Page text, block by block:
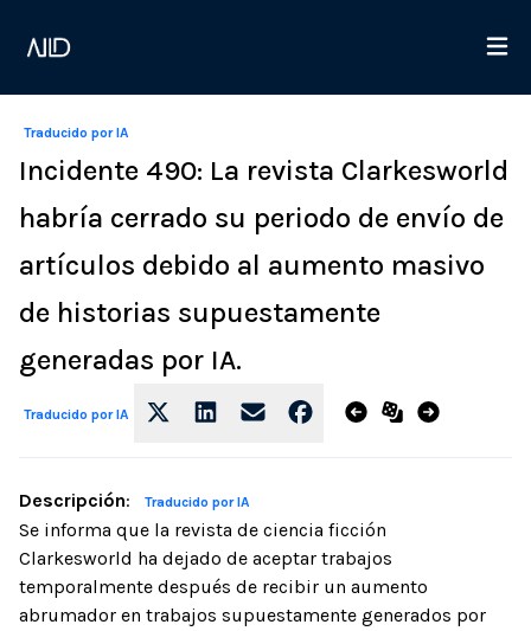
Traducido por IA
Incidente 490: La revista Clarkesworld
habría cerrado su periodo de envío de
artículos debido al aumento masivo
de historias supuestamente
generadas por IA.
Traducido por IA
Descripción: Traducido por IA
Se informa que la revista de ciencia ficción
Clarkesworld ha dejado de aceptar trabajos
temporalmente después de recibir un aumento
abrumador en trabajos supuestamente generados por